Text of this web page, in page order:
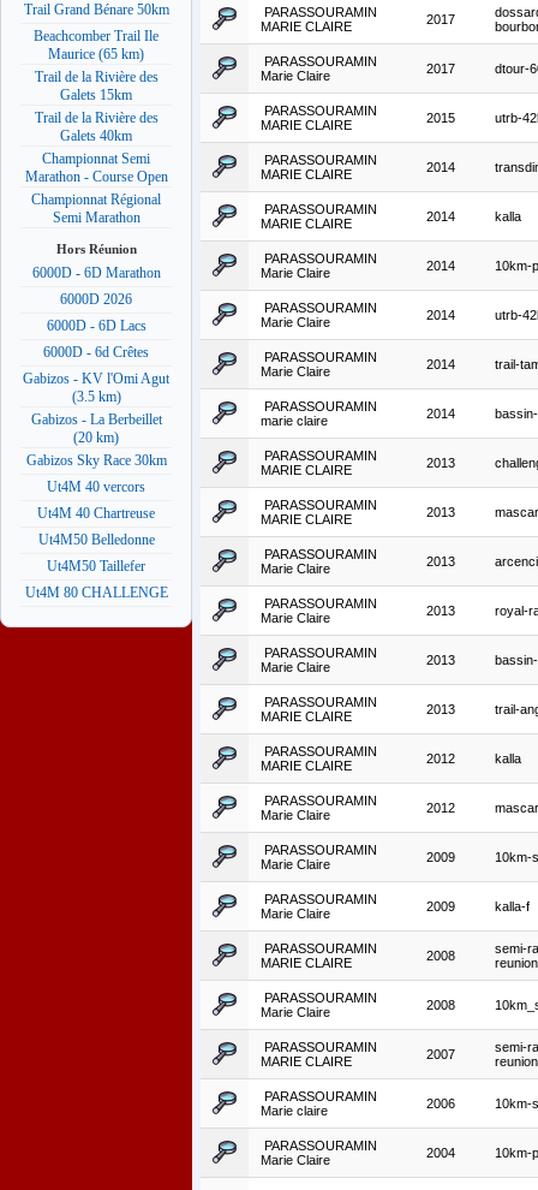
Trail Grand Bénare 50km
Beachcomber Trail Ile
Maurice (65 km)
Trail de la Rivière des
Galets 15km
Trail de la Rivière des
Galets 40km
Championnat Semi
Marathon - Course Open
Championnat Régional
Semi Marathon
Hors Réunion
6000D - 6D Marathon
6000D 2026
6000D - 6D Lacs
6000D - 6d Crêtes
Gabizos - KV l'Omi Agut
(3.5 km)
Gabizos - La Berbeillet
(20 km)
Gabizos Sky Race 30km
Ut4M 40 vercors
Ut4M 40 Chartreuse
Ut4M50 Belledonne
Ut4M50 Taillefer
Ut4M 80 CHALLENGE
PARASSOURAMIN
MARIE CLAIRE
2017
PARASSOURAMIN
Marie Claire
2017 dtour-
PARASSOURAMIN
MARIE CLAIRE
2015 utrb-
PARASSOURAMIN
MARIE CLAIRE
2014
PARASSOURAMIN
MARIE CLAIRE
2014 kalla
PARASSOURAMIN
Marie Claire
2014 10km-
PARASSOURAMIN
Marie Claire
2014 utrb-
PARASSOURAMIN
Marie Claire
2014 trail-
PARASSOURAMIN
marie claire
2014
PARASSOURAMIN
MARIE CLAIRE
2013
PARASSOURAMIN
MARIE CLAIRE
2013
PARASSOURAMIN
Marie Claire
2013
PARASSOURAMIN
Marie Claire
2013 royal-
PARASSOURAMIN
Marie Claire
2013
PARASSOURAMIN
MARIE CLAIRE
2013 trail-
PARASSOURAMIN
MARIE CLAIRE
2012 kalla
PARASSOURAMIN
Marie Claire
2012
PARASSOURAMIN
Marie Claire
2009 10km-
PARASSOURAMIN
Marie Claire
2009 kalla-f
PARASSOURAMIN
MARIE CLAIRE
2008
semi-
reunion
PARASSOURAMIN
Marie Claire
2008
PARASSOURAMIN
MARIE CLAIRE
2007
semi-
reunion
PARASSOURAMIN
Marie claire
2006 10km-
PARASSOURAMIN
Marie Claire
2004 10km-